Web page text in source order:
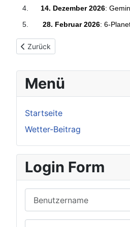
4.
14. Dezember 2026:
5.
28. Februar 2026: 6-
Vorheriger Beitrag: Die
Zurück
Menü
Startseite
Wetter-Beitrag
Login Form